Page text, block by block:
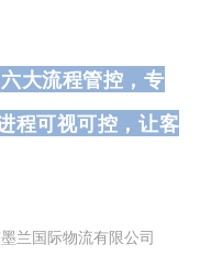
大流程管控，专
程可视可控，让客
兰国际物流有限公司